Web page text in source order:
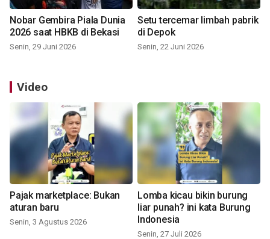
Nobar Gembira Piala Dunia
2026 saat HBKB di Bekasi
Senin, 29 Juni 2026
Setu tercemar limbah pabrik
di Depok
Senin, 22 Juni 2026
Video
Pajak marketplace: Bukan
aturan baru
Senin, 3 Agustus 2026
Lomba kicau bikin burung
liar punah? ini kata Burung
Indonesia
Senin, 27 Juli 2026